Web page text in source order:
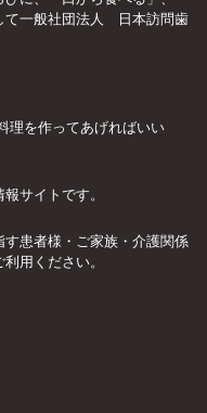
て一般社団法人 日本訪問歯
理を作ってあげればいい
サイトです。
す患者様・ご家族・介護関係
用ください。